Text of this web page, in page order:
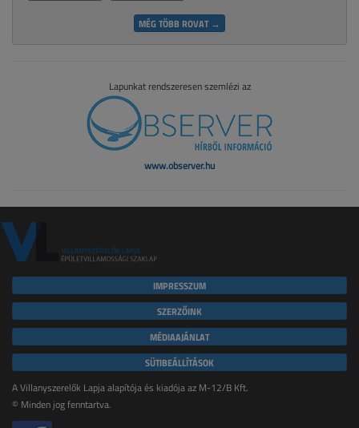
MÉG TÖBB ROVAT →
Lapunkat rendszeresen szemlézi az
www.observer.hu
IMPRESSZUM
SZERZŐINK
MÉDIAAJÁNLAT
SÜTIBEÁLLÍTÁSOK
A Villanyszerelők Lapja alapítója és kiadója az M-12/B Kft.
© Minden jog fenntartva.